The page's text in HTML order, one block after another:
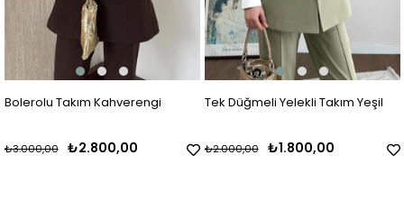
Bolerolu Takım Kahverengi
₺2.800,00
₺3.000,00
Tek Düğmeli Yelekli Takım Yeşil
₺1.800,00
₺2.000,00